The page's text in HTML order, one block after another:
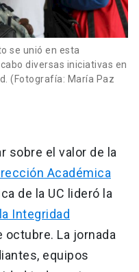
se unió en esta
diversas iniciativas en
(Fotografía: María Paz
sobre el valor de la
Académica
de la UC lideró la
Integridad
octubre. La jornada
equipos